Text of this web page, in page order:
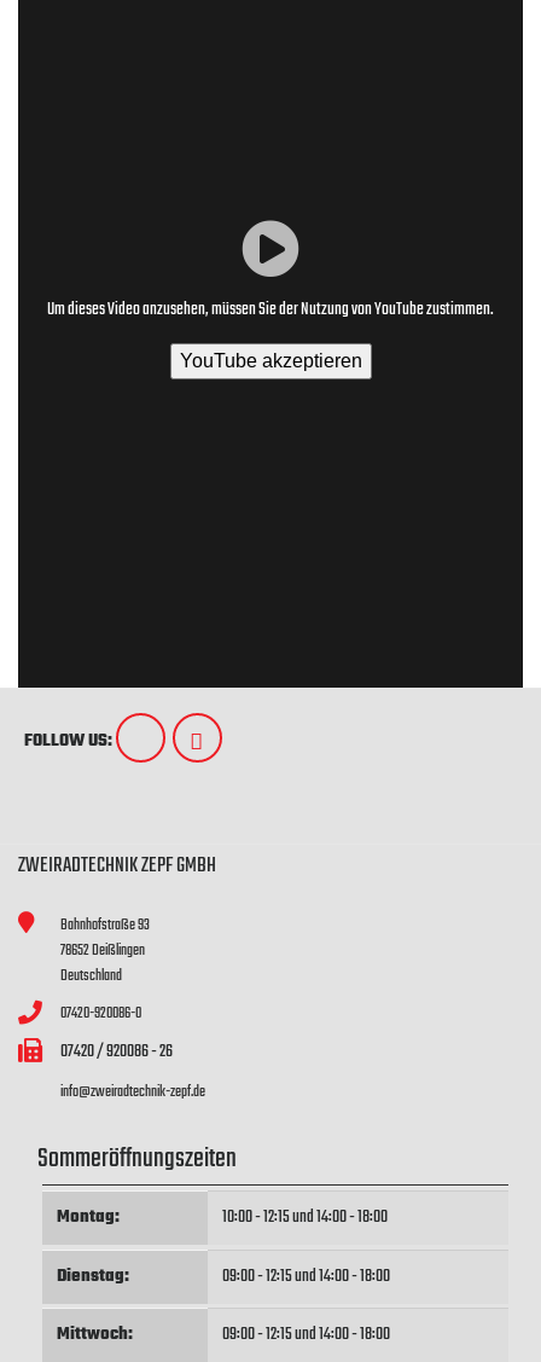
Um dieses Video anzusehen, müssen Sie der Nutzung von YouTube zustimmen.
YouTube akzeptieren
FOLLOW US:
ZWEIRADTECHNIK ZEPF GMBH
Bahnhofstraße 93
78652 Deißlingen
Deutschland
07420-920086-0
07420 / 920086 - 26
info@zweiradtechnik-zepf.de
Sommeröffnungszeiten
Montag: 10:00 - 12:15 und 14:00 - 18:00
Dienstag: 09:00 - 12:15 und 14:00 - 18:00
Mittwoch: 09:00 - 12:15 und 14:00 - 18:00